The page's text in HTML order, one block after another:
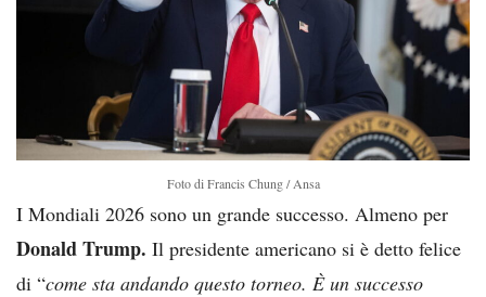
Foto di Francis Chung / Ansa
I Mondiali 2026 sono un grande successo. Almeno per
Donald Trump. Il presidente americano si è detto felice
di “come sta andando questo torneo. È un successo